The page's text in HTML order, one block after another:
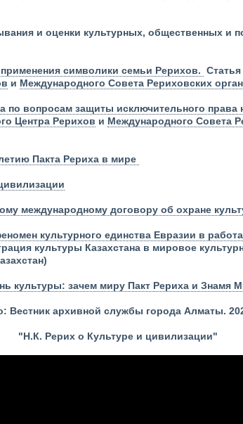
и оценки культурных, общественных и
символики семьи Рерихов.
и Международного Совета Рериховских
вопросам защиты исключительного права
Центра Рерихов и Международного Совета
Пакта Рериха в мире
международному договору об охране
культурного единства Евразии в
культуры Казахстана в мировое
культуры: зачем миру Пакт Рериха и Знамя
Вестник архивной службы города Алматы.
"Н.К. Рерих о Культуре и цивилизации"